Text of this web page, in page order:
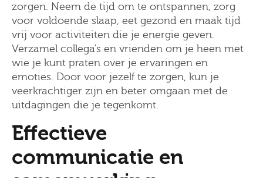
zorgen. Neem de tijd om te ontspannen, zorg
voor voldoende slaap, eet gezond en maak tijd
vrij voor activiteiten die je energie geven.
Verzamel collega's en vrienden om je heen met
wie je kunt praten over je ervaringen en
emoties. Door voor jezelf te zorgen, kun je
veerkrachtiger zijn en beter omgaan met de
uitdagingen die je tegenkomt.
Effectieve
communicatie en